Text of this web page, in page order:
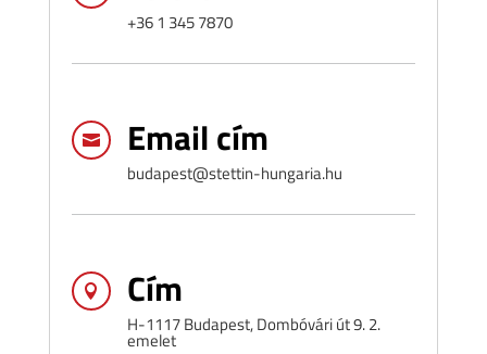
+36 1 345 7870
 Email cím
budapest@stettin-hungaria.hu
 Cím
H-1117 Budapest, Dombóvári út 9. 2.
emelet